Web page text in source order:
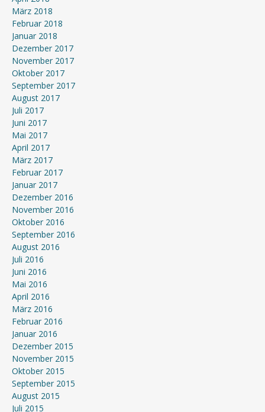
März 2018
Februar 2018
Januar 2018
Dezember 2017
November 2017
Oktober 2017
September 2017
August 2017
Juli 2017
Juni 2017
Mai 2017
April 2017
März 2017
Februar 2017
Januar 2017
Dezember 2016
November 2016
Oktober 2016
September 2016
August 2016
Juli 2016
Juni 2016
Mai 2016
April 2016
März 2016
Februar 2016
Januar 2016
Dezember 2015
November 2015
Oktober 2015
September 2015
August 2015
Juli 2015